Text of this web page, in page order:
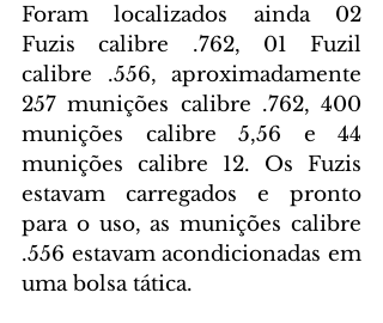
Foram localizados ainda 02
Fuzis calibre .762, 01 Fuzil
calibre .556, aproximadamente
257 munições calibre .762, 400
munições calibre 5,56 e 44
munições calibre 12. Os Fuzis
estavam carregados e pronto
para o uso, as munições calibre
.556 estavam acondicionadas em
uma bolsa tática.